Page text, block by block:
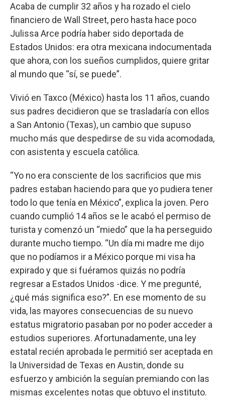
Acaba de cumplir 32 años y ha rozado el cielo
financiero de Wall Street, pero hasta hace poco
Julissa Arce podría haber sido deportada de
Estados Unidos: era otra mexicana indocumentada
que ahora, con los sueños cumplidos, quiere gritar
al mundo que “sí, se puede”.
Vivió en Taxco (México) hasta los 11 años, cuando
sus padres decidieron que se trasladaría con ellos
a San Antonio (Texas), un cambio que supuso
mucho más que despedirse de su vida acomodada,
con asistenta y escuela católica.
“Yo no era consciente de los sacrificios que mis
padres estaban haciendo para que yo pudiera tener
todo lo que tenía en México”, explica la joven. Pero
cuando cumplió 14 años se le acabó el permiso de
turista y comenzó un “miedo” que la ha perseguido
durante mucho tiempo. “Un día mi madre me dijo
que no podíamos ir a México porque mi visa ha
expirado y que si fuéramos quizás no podría
regresar a Estados Unidos -dice. Y me pregunté,
¿qué más significa eso?”. En ese momento de su
vida, las mayores consecuencias de su nuevo
estatus migratorio pasaban por no poder acceder a
estudios superiores. Afortunadamente, una ley
estatal recién aprobada le permitió ser aceptada en
la Universidad de Texas en Austin, donde su
esfuerzo y ambición la seguían premiando con las
mismas excelentes notas que obtuvo el instituto.